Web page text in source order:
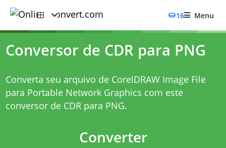
16 Menu
Conversor de CDR para PNG
Converta seu arquivo de CorelDRAW Image File
para Portable Network Graphics com este
conversor de CDR para PNG.
Converter